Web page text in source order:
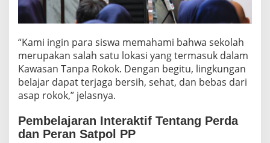
“Kami ingin para siswa memahami bahwa sekolah
merupakan salah satu lokasi yang termasuk dalam
Kawasan Tanpa Rokok. Dengan begitu, lingkungan
belajar dapat terjaga bersih, sehat, dan bebas dari
asap rokok,” jelasnya.
Pembelajaran Interaktif Tentang Perda
dan Peran Satpol PP